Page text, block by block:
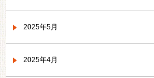
2025年5月
2025年4月